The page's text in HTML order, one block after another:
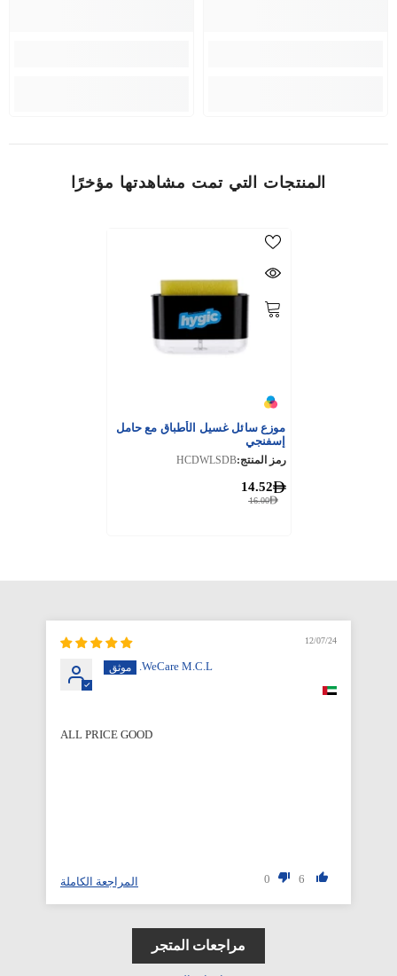
المنتجات التي تمت مشاهدتها مؤخرًا
موزع سائل غسيل الأطباق مع حامل
إسفنجي
رمز المنتج:HCDWLSDB
16.00
14.52
12/07/24
WeCare M.C.L.
ALL PRICE GOOD
6
0 المراجعة الكاملة
مراجعات المتجر